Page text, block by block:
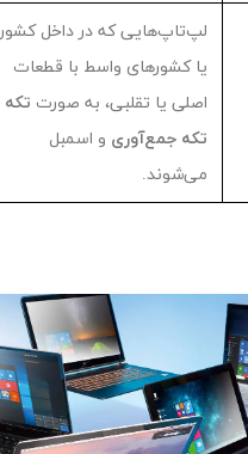
لپ‌تاپ‌هایی که در داخل کشور
یا کشورهای واسط با قطعات
اصلی یا تقلبی، به صورت تکه
تکه جمع‌آوری و اسمبل
می‌شوند.